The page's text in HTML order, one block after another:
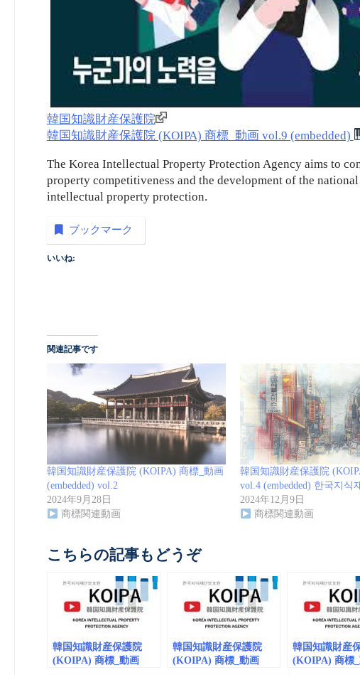
韓国知識財産保護院
韓国知識財産保護院 (KOIPA) 商標_動画 vol.9 (embedded)
The Korea Intellectual Property Protection Agency aims to
property competitiveness and the development of the
intellectual property protection.
ブックマーク
いいね:
関連記事です
韓国知識財産保護院 (KOIPA) 商標_動画
(embedded) vol.2
2024年9月28日
商標関連動画
韓国知識財産保護院
vol.4 (embedded) 한국지식
2024年12月9日
商標関連動画
こちらの記事もどうぞ
韓国知識財産保護院
(KOIPA) 商標_動画
韓国知識財産保護院
(KOIPA) 商標_動画
韓国知識財産
(KOIPA) 商標